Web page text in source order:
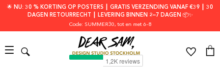
🌟 NU: 30 % KORTING OP POSTERS ┃ GRATIS VERZENDING VANAF €39 ┃ 30
DAGEN RETOURRECHT ┃ LEVERING BINNEN 2–7 DAGEN 📦✨
Code: SUMMER30, tot en met 6-8